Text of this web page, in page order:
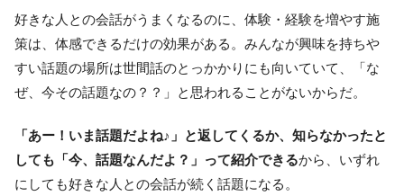
好きな人との会話がうまくなるのに、体験・経験を増やす施
策は、体感できるだけの効果がある。みんなが興味を持ちや
すい話題の場所は世間話のとっかかりにも向いていて、「な
ぜ、今その話題なの？？」と思われることがないからだ。
「あー！いま話題だよね♪」と返してくるか、知らなかったと
しても「今、話題なんだよ？」って紹介できるから、いずれ
にしても好きな人との会話が続く話題になる。